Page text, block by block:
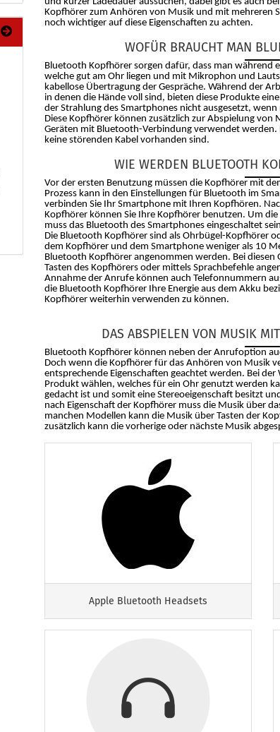
Kopfhörer zum Anhören von Musik und mit mehreren
noch wichtiger auf diese Eigenschaften zu achten.
WOFÜR BRAUCHT MAN
Bluetooth Kopfhörer sorgen dafür, dass man während
welche gut am Ohr liegen und mit Mikrophon und
kabellose Übertragung der Gespräche. Während der
in denen die Hände voll sind, bieten diese Produkte
der Strahlung des Smartphones nicht ausgesetzt,
Diese Kopfhörer können zusätzlich zur Abspielung von
Geräten mit Bluetooth-Verbindung verwendet
keine störenden Kabel vorhanden sind.
WIE WERDEN BLUETOOTH
Vor der ersten Benutzung müssen die Kopfhörer mit
Prozess kann in den Einstellungen für Bluetooth im
verbinden Sie Ihr Smartphone mit Ihren Kopfhören.
Kopfhörer können Sie Ihre Kopfhörer benutzen. Um
muss das Bluetooth des Smartphones eingeschaltet
Die Bluetooth Kopfhörer sind als Ohrbügel-Kopfhörer
dem Kopfhörer und dem Smartphone weniger als 10
Bluetooth Kopfhörer angenommen werden. Bei
Tasten des Kopfhörers oder mittels Sprachbefehle
Annahme der Anrufe können auch Telefonnummern
die Bluetooth Kopfhörer Ihre Energie aus dem Akku
Kopfhörer weiterhin verwenden zu können.
DAS ABSPIELEN VON MUSIK
Bluetooth Kopfhörer können neben der Anrufoption
Doch wenn die Kopfhörer für das Anhören von Musik
entsprechende Eigenschaften geachtet werden. Bei
Produkt wählen, welches für ein Ohr genutzt werden
gedacht ist und somit eine Stereoeigenschaft besitzt
nach Eigenschaft der Kopfhörer muss die Musik über
manchen Modellen kann die Musik über Tasten der
zusätzlich kann die vorherige oder nächste Musik
Apple Bluetooth Headsets